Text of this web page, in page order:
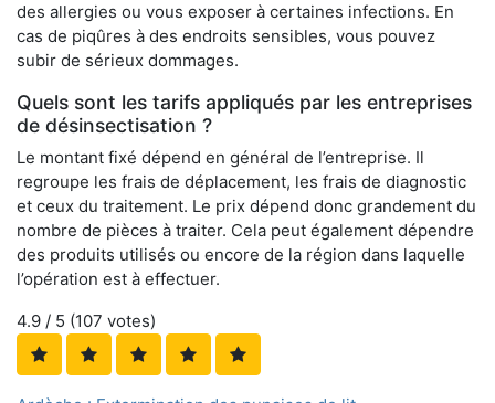
des allergies ou vous exposer à certaines infections. En
cas de piqûres à des endroits sensibles, vous pouvez
subir de sérieux dommages.
Quels sont les tarifs appliqués par les entreprises
de désinsectisation ?
Le montant fixé dépend en général de l’entreprise. Il
regroupe les frais de déplacement, les frais de diagnostic
et ceux du traitement. Le prix dépend donc grandement du
nombre de pièces à traiter. Cela peut également dépendre
des produits utilisés ou encore de la région dans laquelle
l’opération est à effectuer.
4.9 / 5 (107 votes)